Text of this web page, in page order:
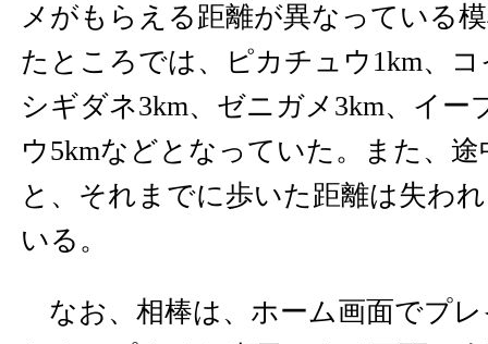
メがもらえる距離が異なっている
たところでは、ピカチュウ1km、
シギダネ3km、ゼニガメ3km、イー
ウ5kmなどとなっていた。また、
と、それまでに歩いた距離は失わ
いる。
なお、相棒は、ホーム画面でプ